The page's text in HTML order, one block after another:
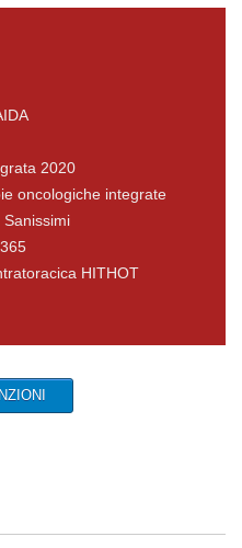
2020
oncologiche integrate
HITHOT